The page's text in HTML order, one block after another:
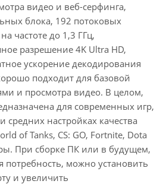
видео и веб-серфинга,
блока, 192 потоковых
частоте до 1,3 ГГц,
разрешение 4K Ultra HD,
ускорение декодирования
подходит для базовой
и просмотра видео. В целом,
для современных игр,
средних настройках качества
of Tanks, CS: GO, Fortnite, Dota
При сборке ПК или в будущем,
потребность, можно установить
и увеличить